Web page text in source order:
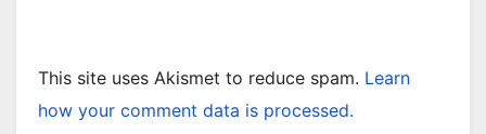
This site uses Akismet to reduce spam. Learn
how your comment data is processed.